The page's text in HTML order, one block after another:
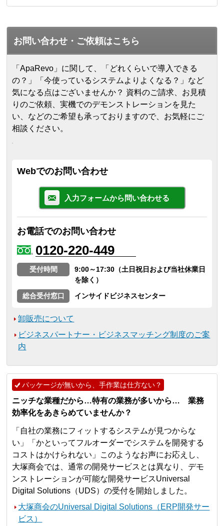
お問い合わせ・ご依頼はこちら
「ApaRevo」に関して、「どれくらいで導入できる
の？」「今使っているシステムよりよくなる？」など
気になる点はございませんか？ 資料のご請求、お見積
りのご依頼、実機でのデモンストレーションを見た
い、などのご希望も承っておりますので、お気軽にご
相談ください。
Webでのお問い合わせ
入力フォームから問い合わせる
お電話でのお問い合わせ
0120-220-449
受付時間
9:00～17:30（土日祝日および当社休業日
を除く）
総合受付窓口
インサイドビジネスセンター
卸販売について
ビジネスパートナー・ビジネスマッチング制度のご案
内
パッケージが無いから、手作業は仕方ない？
ニッチな業種だから…特有の業務が多いから… 業務
効率化をあきらめていませんか？
「自社の業務にフィットするシステムが見つからな
い」「かといってフルオーダーでシステムを開発する
コストはかけられない」このようなお声にお応えし、
大塚商会では、通常の開発サービスとは異なり、デモ
ンストレーションが可能な開発サービスUniversal
Digital Solutions（UDS）の受付を開始しました。
大塚商会のUniversal Digital Solutions（ERP開発サー
ビス）